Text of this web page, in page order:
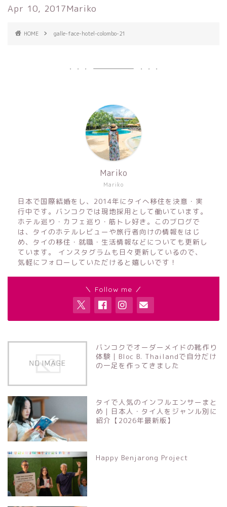
Apr 10, 2017Mariko
HOME galle-face-hotel-colombo-21
Mariko
Mariko
日本で国際結婚をし、2014年にタイへ移住を決意・実
行中です。バンコクでは現地採用として働いています。
ホテル巡り・カフェ巡り・筋トレ好き。このブログで
は、タイのホテルレビューや旅行者向けの情報をはじ
め、タイの移住・就職・生活情報などについても更新し
ています。 インスタグラムも日々更新しているので、
気軽にフォローしていただけると嬉しいです！
＼ Follow me ／
バンコクでオーダーメイドの靴作り
体験｜Bloc B. Thailandで自分だけ
の一足を作ってきました
タイで人気のインフルエンサーまと
め｜日本人・タイ人をジャンル別に
紹介【2026年最新版】
Happy Benjarong Project